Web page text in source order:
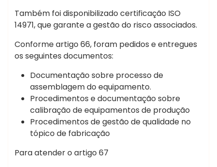
Também foi disponibilizado certificação ISO
14971, que garante a gestão do risco associados.
Conforme artigo 66, foram pedidos e entregues
os seguintes documentos:
Documentação sobre processo de
assemblagem do equipamento.
Procedimentos e documentação sobre
calibração de equipamentos de produção
Procedimentos de gestão de qualidade no
tópico de fabricação
Para atender o artigo 67